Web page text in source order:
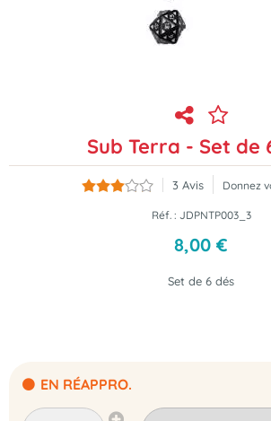
Sub Terra - Set de
3 Avis Donnez
Réf. : JDPNTP003_3
8,00 €
Set de 6 dés
EN RÉAPPRO.